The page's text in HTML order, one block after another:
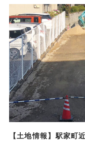
【土地情報】駅家